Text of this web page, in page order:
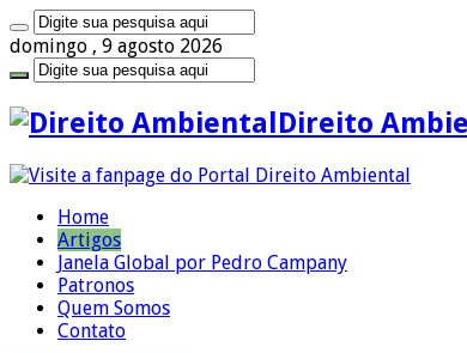
domingo , 9 agosto 2026
Direito
Home
Artigos
Janela Global por Pedro Campany
Patronos
Quem Somos
Contato